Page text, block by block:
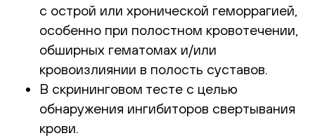
с острой или хронической геморрагией,
особенно при полостном кровотечении,
обширных гематомах и/или
кровоизлиянии в полость суставов.
В скрининговом тесте с целью
обнаружения ингибиторов свертывания
крови.